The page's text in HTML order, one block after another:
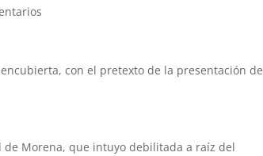
con el pretexto de la presentación de
Morena, que intuyo debilitada a raíz del